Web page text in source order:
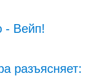
- Вейп!